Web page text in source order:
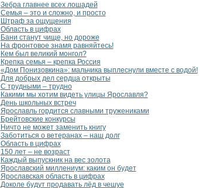
Зебра главнее всех лошадей
Семья – это и сложно, и просто
Штраф за ощущения
Область в цифрах
Бани станут чище, но дороже
На фронтовое знамя равняйтесь!
Кем был великий монгол?
Крепка семья – крепка Россия
«Дом Понизовкина»: мальчика выплеснули вместе с водой!
Для добрых дел сердца открыты
С трудными – трудно
Какими мы хотим видеть улицы Ярославля?
День школьных встреч
Ярославль гордится славными тружениками
Брейтовские конкурсы
Ничто не может заменить книгу
Заботиться о ветеранах – наш долг
Область в цифрах
150 лет – не возраст
Каждый выпускник на вес золота
Ярославский миллениум: каким он будет
Ярославская область в цифрах
Доколе будут продавать лёд в чешуе